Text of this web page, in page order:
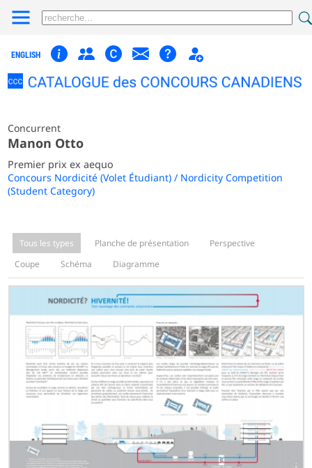
ENGLISH
Concurrent
Manon Otto
Premier prix ex aequo
Concours Nordicité (Volet Étudiant) / Nordicity Competition
(Student Category)
Tous les types Planche de présentation
Perspective
Coupe
Schéma Diagramme